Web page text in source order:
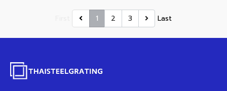
1 2 3 Last